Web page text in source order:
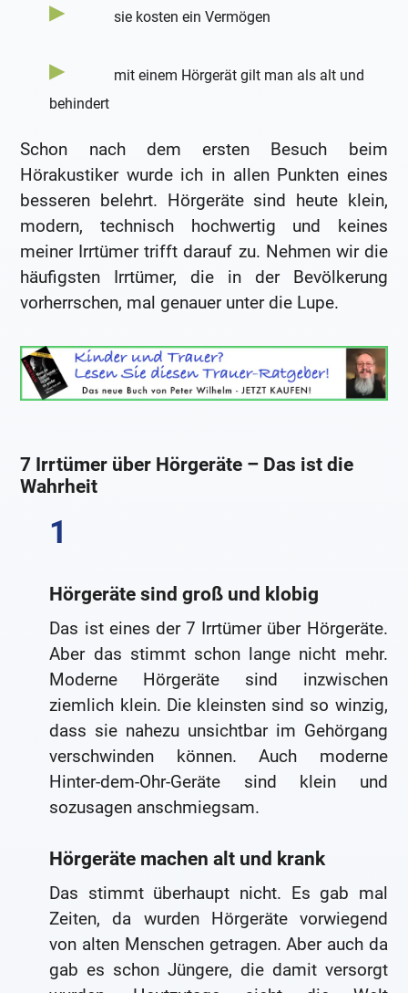
sie kosten ein Vermögen
mit einem Hörgerät gilt man als alt und
behindert
Schon nach dem ersten Besuch beim
Hörakustiker wurde ich in allen Punkten eines
besseren belehrt. Hörgeräte sind heute klein,
modern, technisch hochwertig und keines
meiner Irrtümer trifft darauf zu. Nehmen wir die
häufigsten Irrtümer, die in der Bevölkerung
vorherrschen, mal genauer unter die Lupe.
7 Irrtümer über Hörgeräte – Das ist die
Wahrheit
Hörgeräte sind groß und klobig
Das ist eines der 7 Irrtümer über Hörgeräte.
Aber das stimmt schon lange nicht mehr.
Moderne Hörgeräte sind inzwischen
ziemlich klein. Die kleinsten sind so winzig,
dass sie nahezu unsichtbar im Gehörgang
verschwinden können. Auch moderne
Hinter-dem-Ohr-Geräte sind klein und
sozusagen anschmiegsam.
Hörgeräte machen alt und krank
Das stimmt überhaupt nicht. Es gab mal
Zeiten, da wurden Hörgeräte vorwiegend
von alten Menschen getragen. Aber auch da
gab es schon Jüngere, die damit versorgt